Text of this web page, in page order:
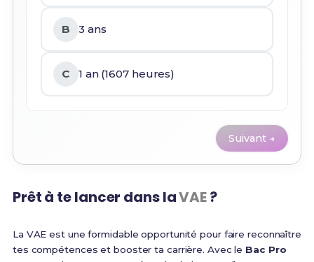
B 3 ans
C 1 an (1607 heures)
Suivant →
Prêt à te lancer dans laVAE?
La VAE est une formidable opportunité pour faire reconnaître
tes compétences et booster ta carrière. Avec le Bac Pro